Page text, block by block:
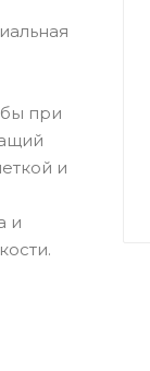
при
и
и